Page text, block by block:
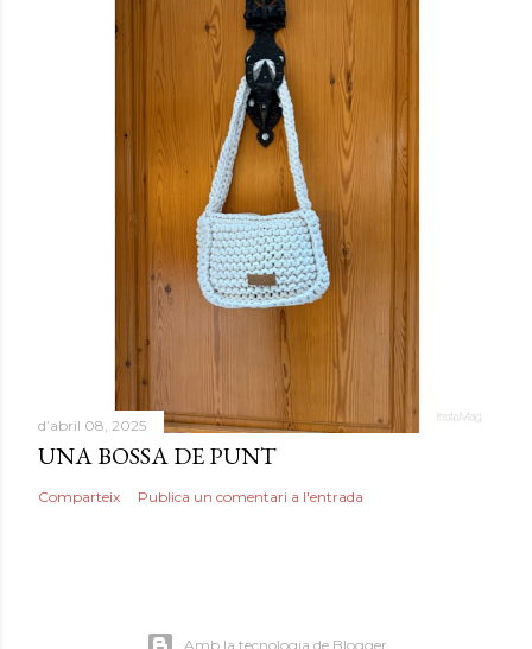
d’abril 08, 2025
UNA BOSSA DE PUNT
Comparteix Publica un comentari a l'entrada
Amb la tecnologia de Blogger